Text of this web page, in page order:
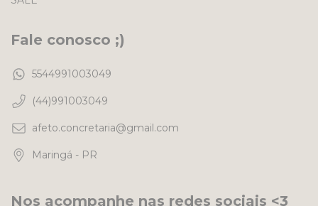
Fale conosco ;)
5544991003049
(44)991003049
afeto.concretaria@gmail.com
Maringá - PR
Nos acompanhe nas redes sociais <3